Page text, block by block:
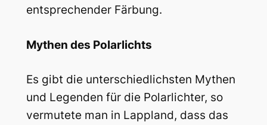
entsprechender Färbung.
Mythen des Polarlichts
Es gibt die unterschiedlichsten Mythen
und Legenden für die Polarlichter, so
vermutete man in Lappland, dass das